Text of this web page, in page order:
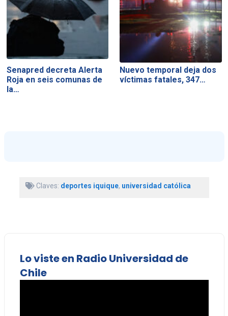
Senapred decreta Alerta
Roja en seis comunas de
la…
Nuevo temporal deja dos
víctimas fatales, 347…
Claves: deportes iquique, universidad católica
Lo viste en Radio Universidad de
Chile